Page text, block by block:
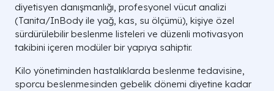
diyetisyen danışmanlığı, profesyonel vücut analizi
(Tanita/InBody ile yağ, kas, su ölçümü), kişiye özel
sürdürülebilir beslenme listeleri ve düzenli motivasyon
takibini içeren modüler bir yapıya sahiptir.
Kilo yönetiminden hastalıklarda beslenme tedavisine,
sporcu beslenmesinden gebelik dönemi diyetine kadar